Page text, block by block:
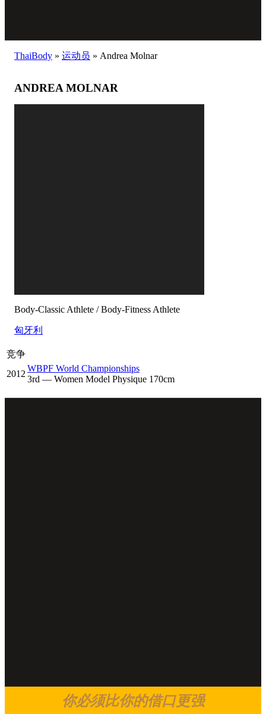
ThaiBody » 运动员 » Andrea Molnar
ANDREA MOLNAR
Body-Classic Athlete / Body-Fitness Athlete
匈牙利
竞争
2012
WBPF World Championships
3rd — Women Model Physique 170cm
你必须比你的借口更强